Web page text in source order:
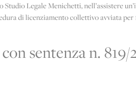
Legale Menichetti, nell’assistere
di licenziamento collettivo avviata
sentenza n.